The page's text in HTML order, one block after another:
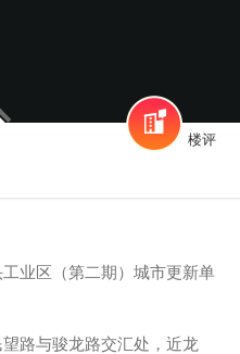
楼评
业区（第二期）城市更新单
路与骏龙路交汇处，近龙